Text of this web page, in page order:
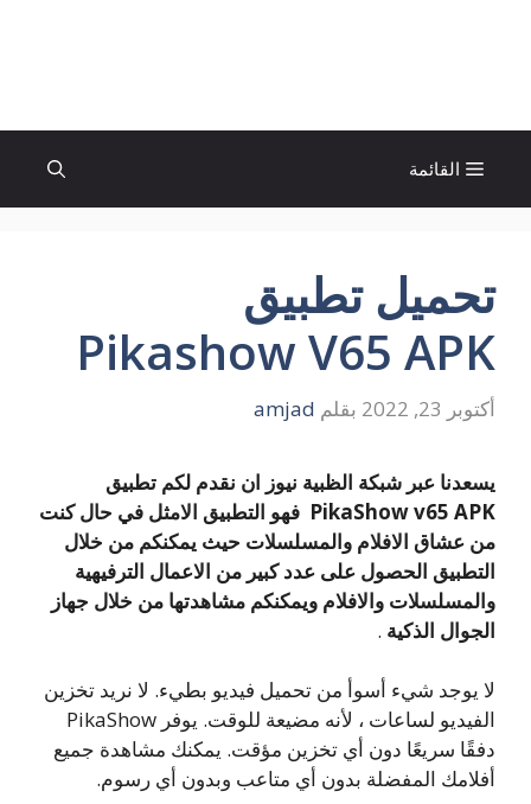
القائمة
تحميل تطبيق
Pikashow V65 APK
أكتوبر 23, 2022 بقلم amjad
يسعدنا عبر شبكة الظبية نيوز ان نقدم لكم تطبيق
PikaShow v65 APK فهو التطبيق الامثل في حال كنت
من عشاق الافلام والمسلسلات حيث يمكنكم من خلال
التطبيق الحصول على عدد كبير من الاعمال الترفيهية
والمسلسلات والافلام ويمكنكم مشاهدتها من خلال جهاز
الجوال الذكية .
لا يوجد شيء أسوأ من تحميل فيديو بطيء. لا نريد تخزين
الفيديو لساعات ، لأنه مضيعة للوقت. يوفر PikaShow
دفقًا سريعًا دون أي تخزين مؤقت. يمكنك مشاهدة جميع
أفلامك المفضلة بدون أي متاعب وبدون أي رسوم.